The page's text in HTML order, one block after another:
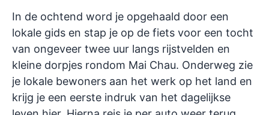
In de ochtend word je opgehaald door een
lokale gids en stap je op de fiets voor een tocht
van ongeveer twee uur langs rijstvelden en
kleine dorpjes rondom Mai Chau. Onderweg zie
je lokale bewoners aan het werk op het land en
krijg je een eerste indruk van het dagelijkse